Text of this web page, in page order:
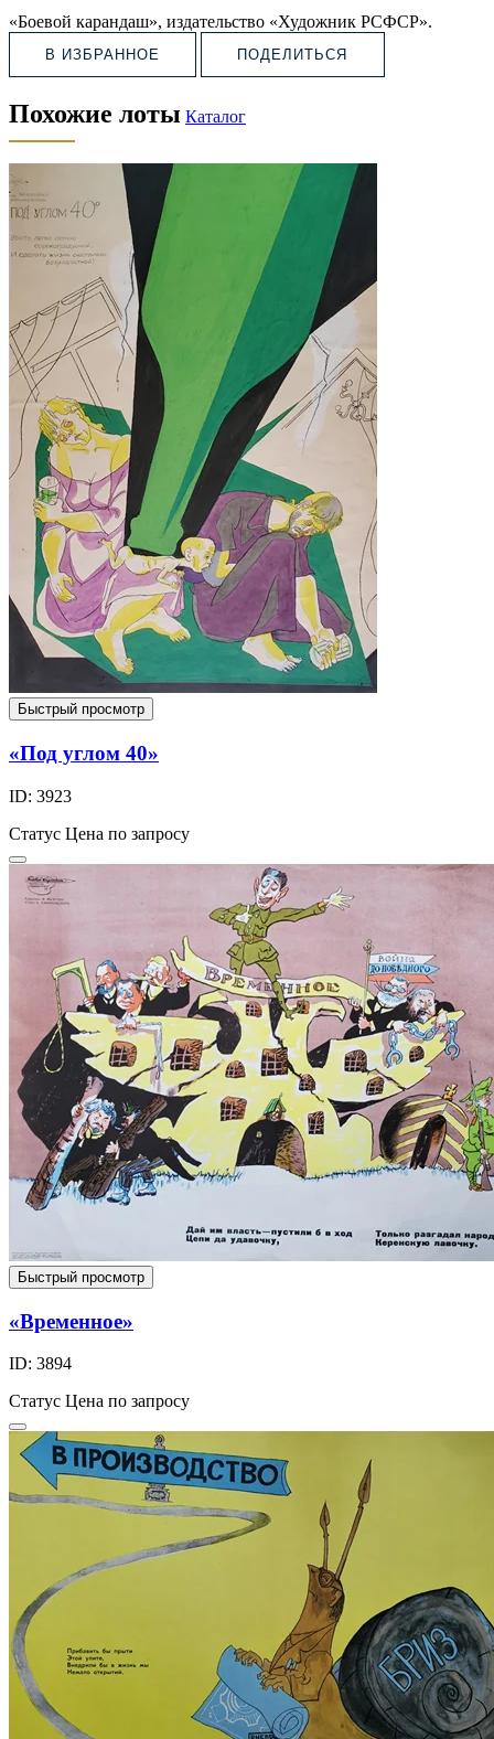
«Боевой карандаш», издательство «Художник РСФСР».
В ИЗБРАННОЕ ПОДЕЛИТЬСЯ
Похожие лоты Каталог
Быстрый просмотр
«Под углом 40»
ID: 3923
Статус Цена по запросу
Быстрый просмотр
«Временное»
ID: 3894
Статус Цена по запросу